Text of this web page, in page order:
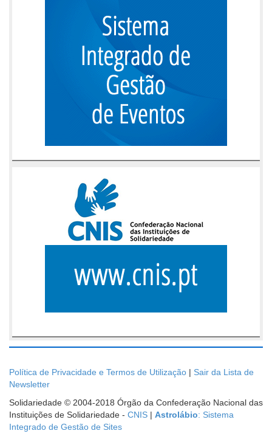
Política de Privacidade e Termos de Utilização | Sair da Lista de
Newsletter
Solidariedade © 2004-2018 Órgão da Confederação Nacional das
Instituições de Solidariedade - CNIS | Astrolábio: Sistema
Integrado de Gestão de Sites